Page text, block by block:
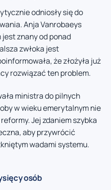
odniosły się do
Anja Vanrobaeys
znany od ponad
zwłoka jest
że złożyła już
rozwiązać ten problem.
ministra do pilnych
w wieku emerytalnym nie
Jej zdaniem szybka
aby przywrócić
wadami systemu.
osób